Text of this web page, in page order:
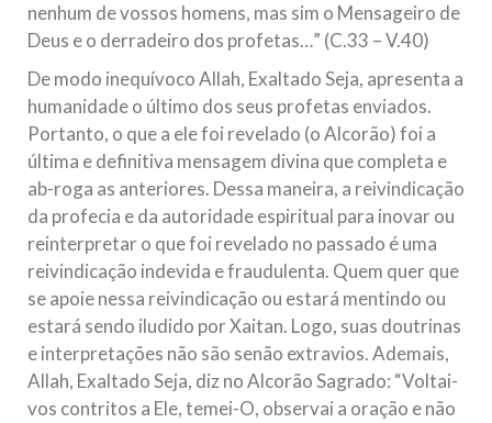
nenhum de vossos homens, mas sim o Mensageiro de
Deus e o derradeiro dos profetas…” (C.33 – V.40)
De modo inequívoco Allah, Exaltado Seja, apresenta a
humanidade o último dos seus profetas enviados.
Portanto, o que a ele foi revelado (o Alcorão) foi a
última e definitiva mensagem divina que completa e
ab-roga as anteriores. Dessa maneira, a reivindicação
da profecia e da autoridade espiritual para inovar ou
reinterpretar o que foi revelado no passado é uma
reivindicação indevida e fraudulenta. Quem quer que
se apoie nessa reivindicação ou estará mentindo ou
estará sendo iludido por Xaitan. Logo, suas doutrinas
e interpretações não são senão extravios. Ademais,
Allah, Exaltado Seja, diz no Alcorão Sagrado: “Voltai-
vos contritos a Ele, temei-O, observai a oração e não